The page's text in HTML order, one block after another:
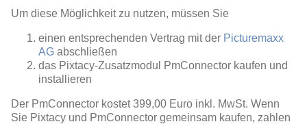
Um diese Möglichkeit zu nutzen, müssen Sie
einen entsprechenden Vertrag mit der Picturemaxx
AG abschließen
das Pixtacy-Zusatzmodul PmConnector kaufen und
installieren
Der PmConnector kostet 399,00 Euro inkl. MwSt. Wenn
Sie Pixtacy und PmConnector gemeinsam kaufen, zahlen